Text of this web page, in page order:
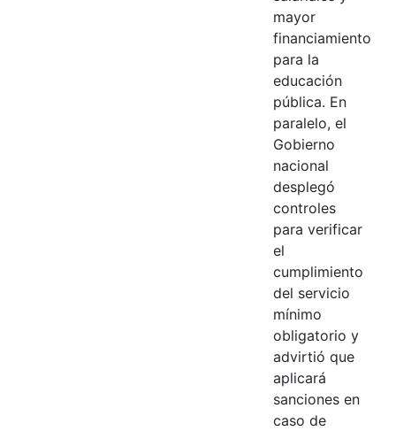
mayor
financiamiento
para la
educación
pública. En
paralelo, el
Gobierno
nacional
desplegó
controles
para verificar
el
cumplimiento
del servicio
mínimo
obligatorio y
advirtió que
aplicará
sanciones en
caso de